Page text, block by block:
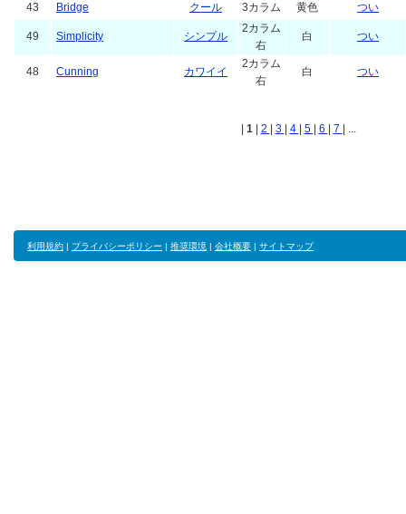
43 Bridge クール 3カラム 黄色 つい
49 Simplicity シンプル
2カラム
右
白 つい
48 Cunning カワイイ
2カラム
右
白 つい
1 2 3 4 5 6 7 | ...
利用規約 | プライバシーポリシー | 推奨環境 | 会社概要 | サイトマップ